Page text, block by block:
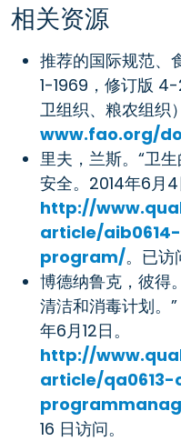
相关资源
推荐的国际规范、
1-1969，修订版
卫组织、粮农组织）
www.fao.org/
里夫，兰斯。“卫
安全。2014年6月4
http://
article/
program/。已访
博德纳鲁克，彼得
清洁和消毒计划。
年6月12日。
http://
article/
16 日访问。